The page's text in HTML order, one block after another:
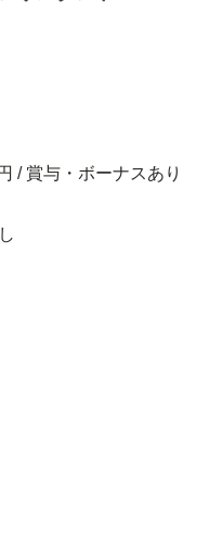
/ 賞与・ボーナスあり